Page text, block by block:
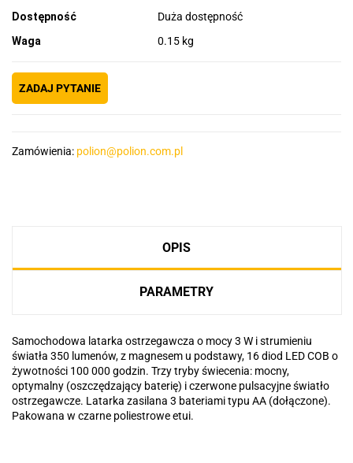
Dostępność
Duża dostępność
Waga
0.15 kg
ZADAJ PYTANIE
Zamówienia: polion@polion.com.pl
OPIS
PARAMETRY
Samochodowa latarka ostrzegawcza o mocy 3 W i strumieniu
światła 350 lumenów, z magnesem u podstawy, 16 diod LED COB o
żywotności 100 000 godzin. Trzy tryby świecenia: mocny,
optymalny (oszczędzający baterię) i czerwone pulsacyjne światło
ostrzegawcze. Latarka zasilana 3 bateriami typu AA (dołączone).
Pakowana w czarne poliestrowe etui.